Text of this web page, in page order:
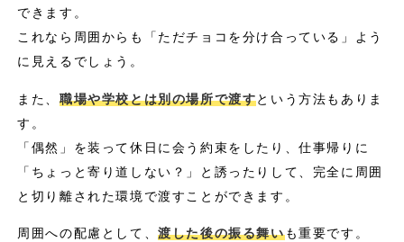
できます。
これなら周囲からも「ただチョコを分け合っている」よう
に見えるでしょう。
また、 職場や学校とは別の場所で渡すという方法もありま
す。
「偶然」を装って休日に会う約束をしたり、仕事帰りに
「ちょっと寄り道しない？」と誘ったりして、完全に周囲
と切り離された環境で渡すことができます。
周囲への配慮として、渡した後の振る舞いも重要です。